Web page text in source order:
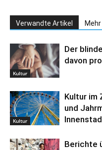
Verwandte Artikel
Kultur
Der
davon
Kultur
Kultur im
und
Berichte